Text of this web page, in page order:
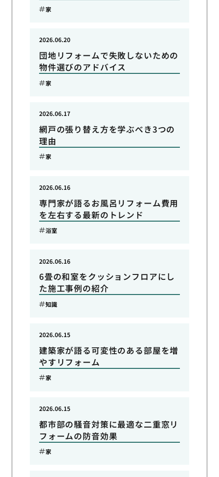
家
団地リフォームで失敗しないための
物件選びのアドバイス
2026.06.20
家
網戸の張り替え方を学ぶべき3つの
理由
2026.06.17
家
専門家が語るお風呂リフォーム費用
を左右する最新のトレンド
2026.06.16
浴室
6畳の和室をクッションフロアにし
た施工事例の紹介
2026.06.16
知識
建築家が語る可変性のある部屋を増
やすリフォーム
2026.06.15
家
都市部の騒音対策に最適な二重窓リ
フォームの防音効果
2026.06.15
家